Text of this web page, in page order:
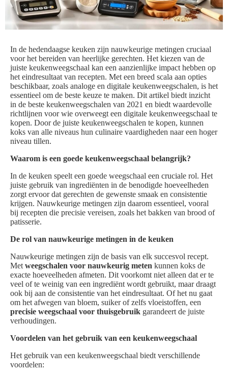
In de hedendaagse keuken zijn nauwkeurige metingen cruciaal
voor het bereiden van heerlijke gerechten. Het kiezen van de
juiste keukenweegschaal kan een aanzienlijke impact hebben op
het eindresultaat van recepten. Met een breed scala aan opties
beschikbaar, zoals analoge en digitale keukenweegschalen, is het
essentieel om de beste keuze te maken. Dit artikel biedt inzicht
in de beste keukenweegschalen van 2021 en biedt waardevolle
richtlijnen voor wie overweegt een digitale keukenweegschaal te
kopen. Door de juiste keukenweegschalen te kopen, kunnen
koks van alle niveaus hun culinaire vaardigheden naar een hoger
niveau tillen.
Waarom is een goede keukenweegschaal belangrijk?
In de keuken speelt een goede weegschaal een cruciale rol. Het
juiste gebruik van ingrediënten in de benodigde hoeveelheden
zorgt ervoor dat gerechten de gewenste smaak en consistentie
krijgen. Nauwkeurige metingen zijn daarom essentieel, vooral
bij recepten die precisie vereisen, zoals het bakken van brood of
patisserie.
De rol van nauwkeurige metingen in de keuken
Nauwkeurige metingen zijn de basis van elk succesvol recept.
Met weegschalen voor nauwkeurig meten kunnen koks de
exacte hoeveelheden afmeten. Dit voorkomt niet alleen dat er te
veel of te weinig van een ingrediënt wordt gebruikt, maar draagt
ook bij aan de consistentie van het eindresultaat. Of het nu gaat
om het afwegen van bloem, suiker of zelfs vloeistoffen, een
precisie weegschaal voor thuisgebruik garandeert de juiste
verhoudingen.
Voordelen van het gebruik van een keukenweegschaal
Het gebruik van een keukenweegschaal biedt verschillende
voordelen: